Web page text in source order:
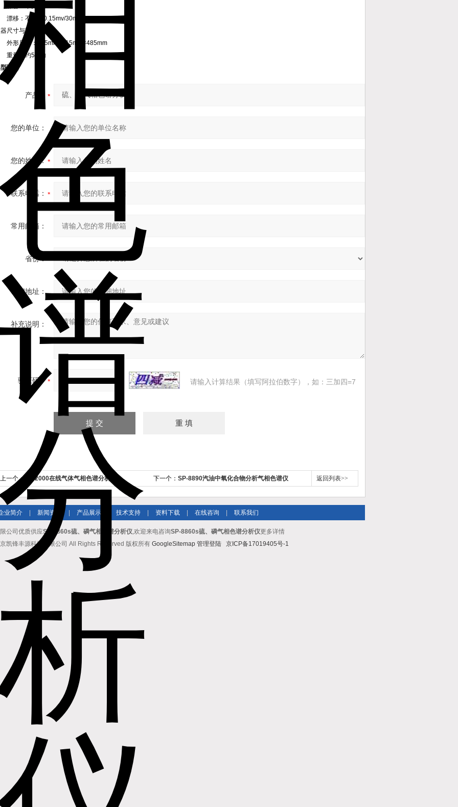
音：不大于0.1mv
移：不大于0.15mv/30min
尺寸与重量
形尺寸：545mm×515mm×485mm
量：约55Kg
谱图
产品：
您的单位：
您的姓名：
联系电话：
常用邮箱：
省份：
详细地址：
补充说明：
验证码： 请输入计算结果（填写阿拉伯数字），如：三加四=7
上一个： KF-2000在线气体气相色谱分析仪 下一个： SP-8890汽油中氧化合物分析气相色谱仪 返回列表>>
业简介 新闻资讯 产品展示 技术支持 资料下载 在线咨询 联系我们
公司优质供应SP-8860s硫、磷气相色谱分析仪,欢迎来电咨询SP-8860s硫、磷气相色谱分析仪更多详情
凯锋丰源科技有限公司 All Rights Reserved 版权所有 GoogleSitemap 管理登陆 京ICP备17019405号-1